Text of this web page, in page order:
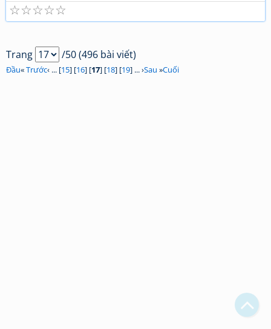
☆
☆
☆
☆
☆
Trang /50 (496 bài viết)
Đầu«Trước‹ ... [15] [16] [17] [18] [19] ... ›Sau »Cuối